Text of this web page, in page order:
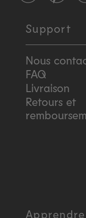
Support
Nous
FAQ
Livraison
Retours et
Apprendre